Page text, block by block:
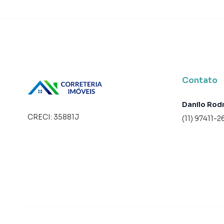
• Terraço
• Status: Pronto novo
CRECI: 35881J
Contato
Danilo
(11) 97411-